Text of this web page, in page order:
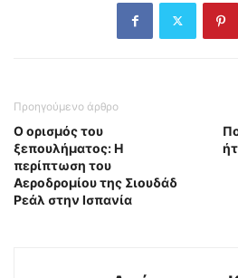
Προηγούμενο άρθρο
Ο ορισμός του
ξεπουλήματος: Η
περίπτωση του
Αεροδρομίου της Σιουδάδ
Ρεάλ στην Ισπανία